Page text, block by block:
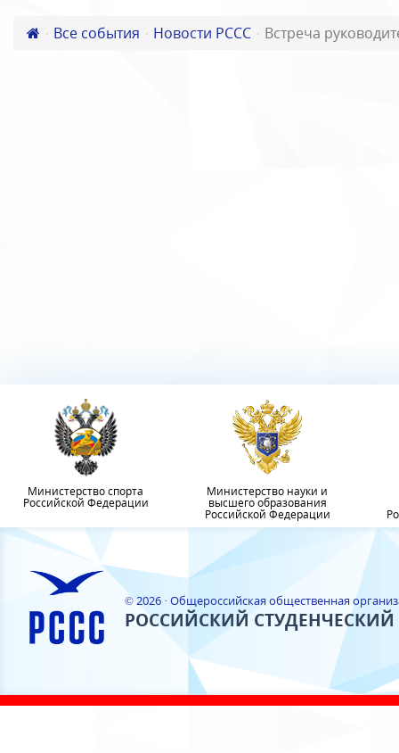
Все события Новости РССС Встреча
Министерство спорта
Российской Федерации
Министерство науки и
высшего образования
Российской Федерации
© 2026 · Общероссийская общественная
РОССИЙСКИЙ